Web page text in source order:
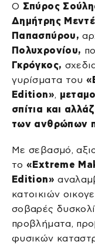
Ο Σπύρος
Δημήτρης
Παπασπύρου,
Πολυχρονίου,
Γκρόγκος,
γυρίσματα του
Edition»,
σπίτια και
των ανθρώπων
Με σεβασμό,
το«Extreme
Edition»
κατοικιών
σοβαρές
προβλήματα,
φυσικών